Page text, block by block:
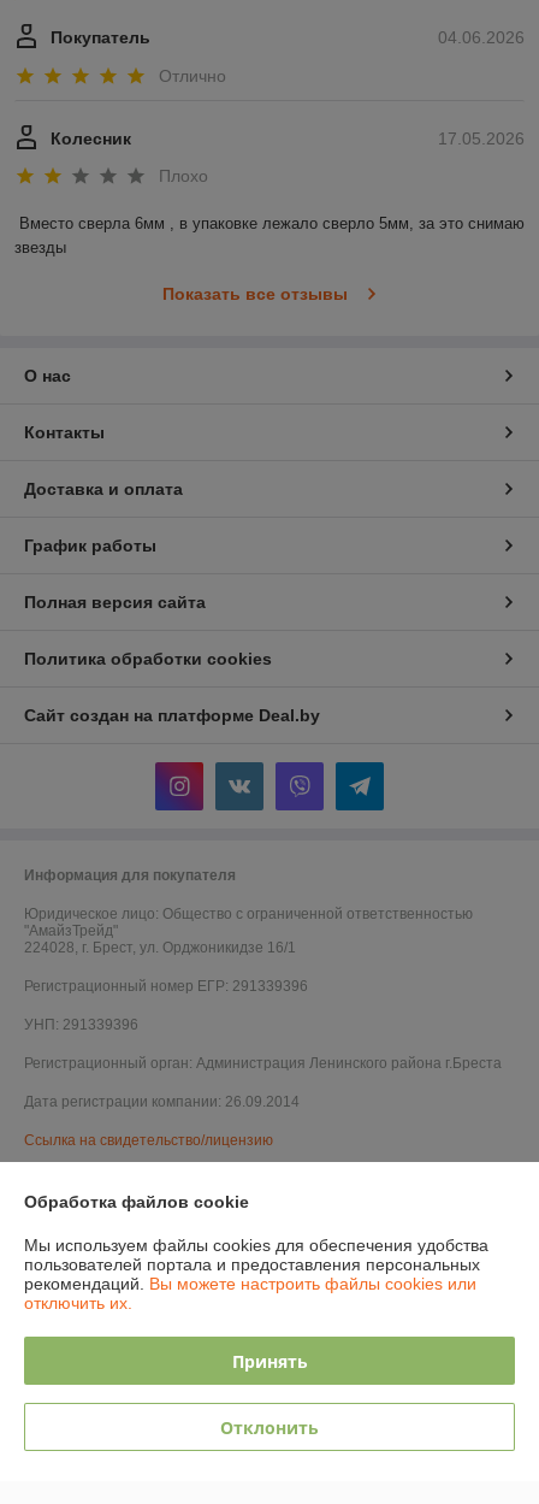
04.06.2026
Покупатель
Отлично
17.05.2026
Колесник
Плохо
Вместо сверла 6мм , в упаковке лежало сверло 5мм, за это снимаю
звезды
Показать все отзывы
О нас
Контакты
Доставка и оплата
График работы
Полная версия сайта
Политика обработки cookies
Сайт создан на платформе Deal.by
Информация для покупателя
Юридическое лицо: Общество с ограниченной ответственностью
"АмайзТрейд"
224028, г. Брест, ул. Орджоникидзе 16/1
Регистрационный номер ЕГР: 291339396
УНП: 291339396
Регистрационный орган: Администрация Ленинского района г.Бреста
Дата регистрации компании: 26.09.2014
Ссылка на свидетельство/лицензию
Ссылка на свидетельство/лицензию
Ссылка на свидетельство/лицензию
Ссылка на свидетельство/лицензию
Ссылка на свидетельство/лицензию
Ссылка на свидетельство/лицензию
Ссылка на свидетельство/лицензию
Обработка файлов cookie
Мы используем файлы cookies для обеспечения удобства
пользователей портала и предоставления персональных
рекомендаций. Вы можете настроить файлы cookies или
отключить их.
Принять
Отклонить